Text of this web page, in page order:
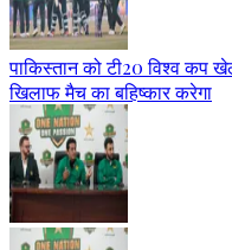
पाकिस्तान को टी20 विश्व कप
खिलाफ मैच का बहिष्कार करेगा